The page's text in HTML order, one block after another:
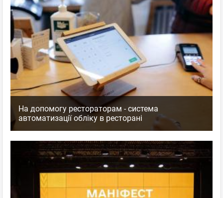
На допомогу рестораторам - система
автоматизації обліку в ресторані